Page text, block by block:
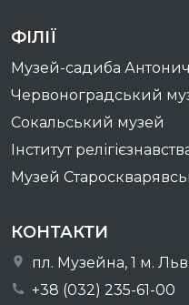
ФІЛІЇ
Музей-садиба
Червоноградський
Сокальський музей
Інститут
Музей
КОНТАКТИ
пл. Музейна, 1 м.
+38 (032) 235-61-00